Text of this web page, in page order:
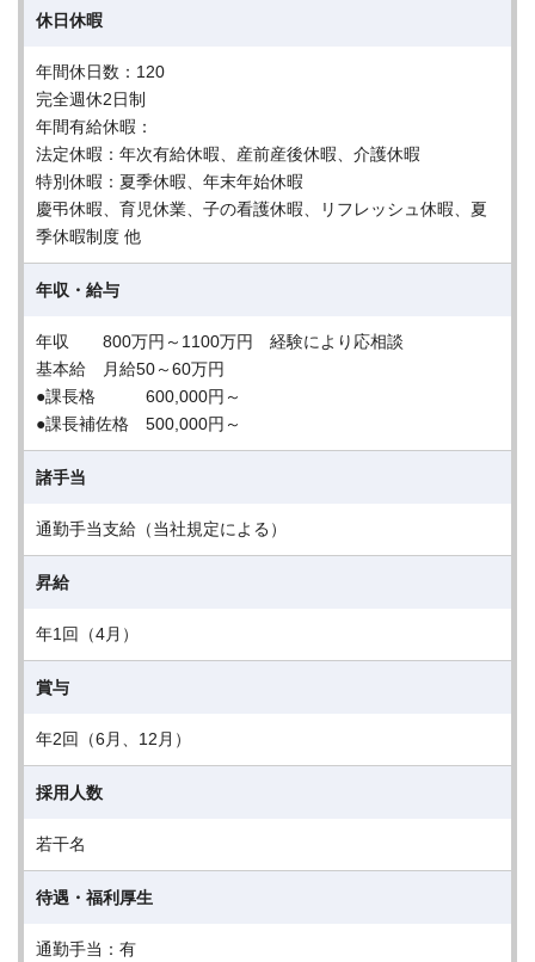
休日休暇
年間休日数：120
完全週休2日制
年間有給休暇：
法定休暇：年次有給休暇、産前産後休暇、介護休暇
特別休暇：夏季休暇、年末年始休暇
慶弔休暇、育児休業、子の看護休暇、リフレッシュ休暇、夏
季休暇制度 他
年収・給与
年収 800万円～1100万円 経験により応相談
基本給 月給50～60万円
●課長格 600,000円～
●課長補佐格 500,000円～
諸手当
通勤手当支給（当社規定による）
昇給
年1回（4月）
賞与
年2回（6月、12月）
採用人数
若干名
待遇・福利厚生
通勤手当：有